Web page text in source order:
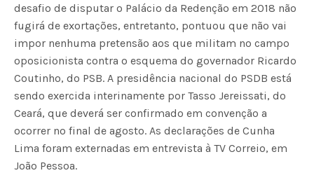
desafio de disputar o Palácio da Redenção em 2018 não
fugirá de exortações, entretanto, pontuou que não vai
impor nenhuma pretensão aos que militam no campo
oposicionista contra o esquema do governador Ricardo
Coutinho, do PSB. A presidência nacional do PSDB está
sendo exercida interinamente por Tasso Jereissati, do
Ceará, que deverá ser confirmado em convenção a
ocorrer no final de agosto. As declarações de Cunha
Lima foram externadas em entrevista à TV Correio, em
João Pessoa.